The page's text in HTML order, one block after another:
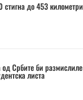
стигна до 453 километри
од Србите би размислиле
листа